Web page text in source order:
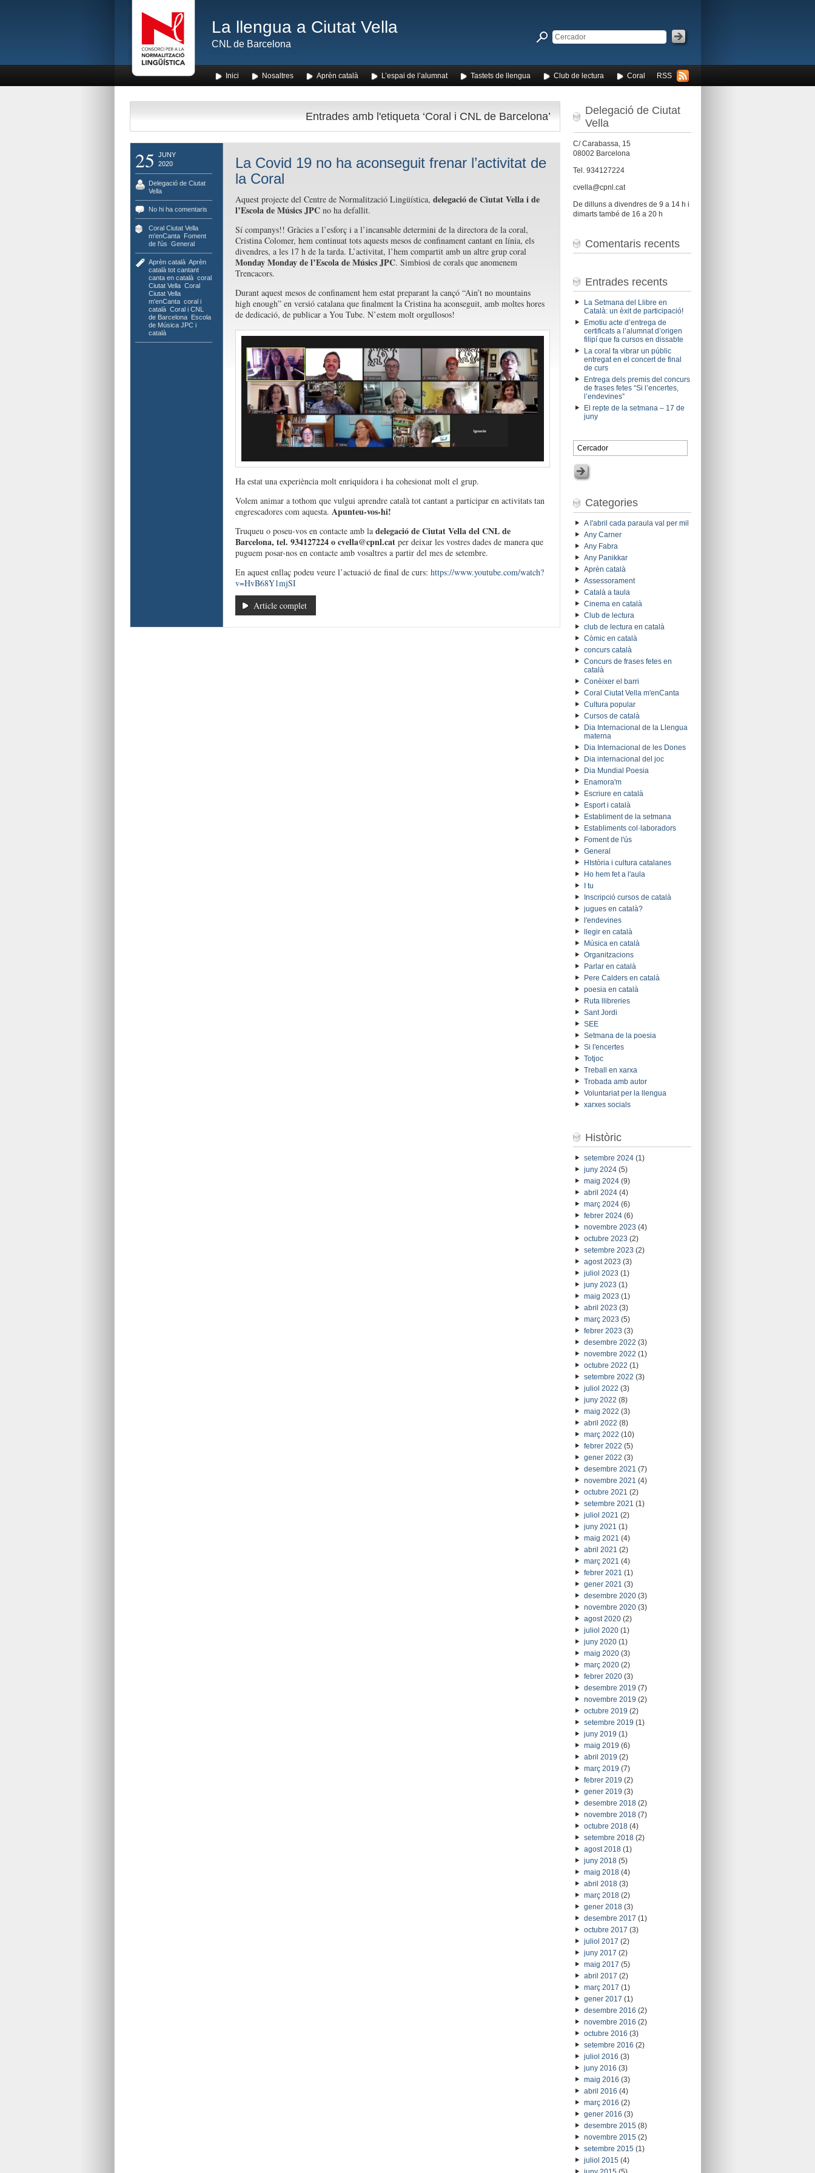
La llengua a Ciutat Vella
CNL de Barcelona
RSS
Inici Nosaltres Aprèn català L’espai de l’alumnat Tastets de llengua Club de lectura Coral
Entrades amb l'etiqueta ‘Coral i CNL de Barcelona’
25
JUNY
2020
Delegació de Ciutat
Vella
No hi ha comentaris
Coral Ciutat Vella
m'enCanta, Foment
de l'ús General
Aprèn català, Aprèn
català tot cantant,
canta en català, coral
Ciutat Vella, Coral
Ciutat Vella
m'enCanta, coral i
català, Coral i CNL
de Barcelona, Escola
de Música JPC i
català
La Covid 19 no ha aconseguit frenar l’activitat de
la Coral
Aquest projecte del Centre de Normalització Lingüística, delegació de Ciutat Vella i de
l’Escola de Músics JPCno ha defallit.
Sí companys!! Gràcies a l’esforç i a l’incansable determini de la directora de la coral,
Cristina Colomer, hem continuat tots aquests mesos de confinament cantant en línia, els
divendres, a les 17 h de la tarda. L’activitat, l’hem compartit amb un altre grup coral
Monday Monday de l’Escola de Músics JPC. Simbiosi de corals que anomenem
Trencacors.
Durant aquest mesos de confinament hem estat preparant la cançó “Ain’t no mountains
high enough” en versió catalana que finalment la Cristina ha aconseguit, amb moltes hores
de dedicació, de publicar a You Tube. N’estem molt orgullosos!
Ha estat una experiència molt enriquidora i ha cohesionat molt el grup.
Volem animar a tothom que vulgui aprendre català tot cantant a participar en activitats tan
engrescadores com aquesta. Apunteu-vos-hi!
Truqueu o poseu-vos en contacte amb la delegació de Ciutat Vella del CNL de
Barcelona, tel. 934127224 o cvella@cpnl.cat per deixar les vostres dades de manera que
puguem posar-nos en contacte amb vosaltres a partir del mes de setembre.
En aquest enllaç podeu veure l’actuació de final de curs: https://www.youtube.com/watch?
v=HvB68Y1mjSI
Article complet
Delegació de Ciutat
Vella
C/ Carabassa, 15
08002 Barcelona
Tel. 934127224
cvella@cpnl.cat
De dilluns a divendres de 9 a 14 h i
dimarts també de 16 a 20 h
Comentaris recents
Entrades recents
La Setmana del Llibre en
Català: un èxit de participació!
Emotiu acte d’entrega de
certificats a l’alumnat d’origen
filipí que fa cursos en dissabte
La coral fa vibrar un públic
entregat en el concert de final
de curs
Entrega dels premis del concurs
de frases fetes “Si l’encertes,
l’endevines”
El repte de la setmana – 17 de
juny
Categories
A l'abril cada paraula val per mil
Any Carner
Any Fabra
Any Panikkar
Aprèn català
Assessorament
Català a taula
Cinema en català
Club de lectura
club de lectura en català
Còmic en català
concurs català
Concurs de frases fetes en
català
Conèixer el barri
Coral Ciutat Vella m'enCanta
Cultura popular
Cursos de català
Dia Internacional de la Llengua
materna
Dia Internacional de les Dones
Dia internacional del joc
Dia Mundial Poesia
Enamora'm
Escriure en català
Esport i català
Establiment de la setmana
Establiments col·laboradors
Foment de l'ús
General
HIstòria i cultura catalanes
Ho hem fet a l'aula
I tu
Inscripció cursos de català
jugues en català?
l'endevines
llegir en català
Música en català
Organitzacions
Parlar en català
Pere Calders en català
poesia en català
Ruta llibreries
Sant Jordi
SEE
Setmana de la poesia
Si l'encertes
Totjoc
Treball en xarxa
Trobada amb autor
Voluntariat per la llengua
xarxes socials
Històric
setembre 2024(1)
juny 2024(5)
maig 2024(9)
abril 2024(4)
març 2024(6)
febrer 2024(6)
novembre 2023 (4)
octubre 2023 (2)
setembre 2023 (2)
agost 2023 (3)
juliol 2023 (1)
juny 2023 (1)
maig 2023 (1)
abril 2023 (3)
març 2023 (5)
febrer 2023 (3)
desembre 2022 (3)
novembre 2022 (1)
octubre 2022 (1)
setembre 2022 (3)
juliol 2022 (3)
juny 2022 (8)
maig 2022 (3)
abril 2022 (8)
març 2022 (10)
febrer 2022 (5)
gener 2022 (3)
desembre 2021 (7)
novembre 2021 (4)
octubre 2021 (2)
setembre 2021 (1)
juliol 2021 (2)
juny 2021 (1)
maig 2021 (4)
abril 2021 (2)
març 2021 (4)
febrer 2021 (1)
gener 2021 (3)
desembre 2020(3)
novembre 2020(3)
agost 2020(2)
juliol 2020(1)
juny 2020(1)
maig 2020(3)
març 2020(2)
febrer 2020(3)
desembre 2019 (7)
novembre 2019 (2)
octubre 2019 (2)
setembre 2019 (1)
juny 2019 (1)
maig 2019 (6)
abril 2019 (2)
març 2019 (7)
febrer 2019 (2)
gener 2019 (3)
desembre 2018(2)
novembre 2018(7)
octubre 2018(4)
setembre 2018(2)
agost 2018(1)
juny 2018(5)
maig 2018(4)
abril 2018(3)
març 2018(2)
gener 2018(3)
desembre 2017 (1)
octubre 2017 (3)
juliol 2017 (2)
juny 2017 (2)
maig 2017 (5)
abril 2017 (2)
març 2017 (1)
gener 2017 (1)
desembre 2016 (2)
novembre 2016 (2)
octubre 2016 (3)
setembre 2016 (2)
juliol 2016 (3)
juny 2016 (3)
maig 2016 (3)
abril 2016 (4)
març 2016 (2)
gener 2016 (3)
desembre 2015(8)
novembre 2015(2)
setembre 2015(1)
juliol 2015(4)